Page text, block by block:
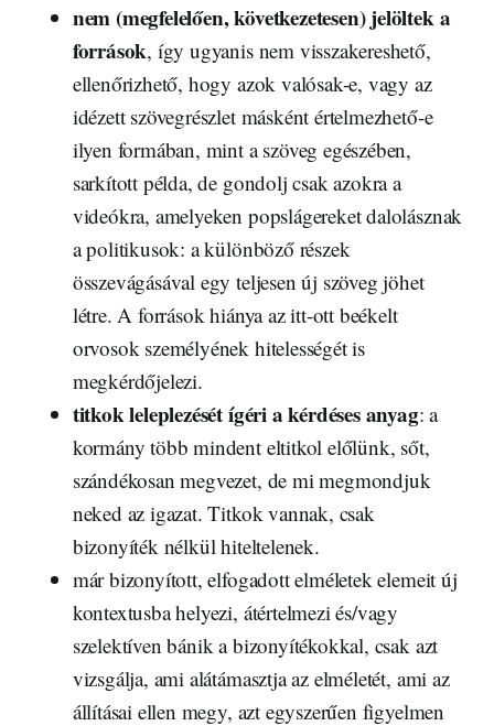
nem (megfelelően, következetesen) jelöltek a
források, így ugyanis nem visszakereshető,
ellenőrizhető, hogy azok valósak-e, vagy az
idézett szövegrészlet másként értelmezhető-e
ilyen formában, mint a szöveg egészében,
sarkított példa, de gondolj csak azokra a
videókra, amelyeken popslágereket dalolásznak
a politikusok: a különböző részek
összevágásával egy teljesen új szöveg jöhet
létre. A források hiánya az itt-ott beékelt
orvosok személyének hitelességét is
megkérdőjelezi.
titkok leleplezését ígéri a kérdéses anyag: a
kormány több mindent eltitkol előlünk, sőt,
szándékosan megvezet, de mi megmondjuk
neked az igazat. Titkok vannak, csak
bizonyíték nélkül hiteltelenek.
már bizonyított, elfogadott elméletek elemeit új
kontextusba helyezi, átértelmezi és/vagy
szelektíven bánik a bizonyítékokkal, csak azt
vizsgálja, ami alátámasztja az elméletét, ami az
állításai ellen megy, azt egyszerűen figyelmen